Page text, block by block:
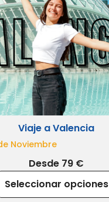
Viaje a Valencia
Noviembre
Desde 79 €
Seleccionar opciones